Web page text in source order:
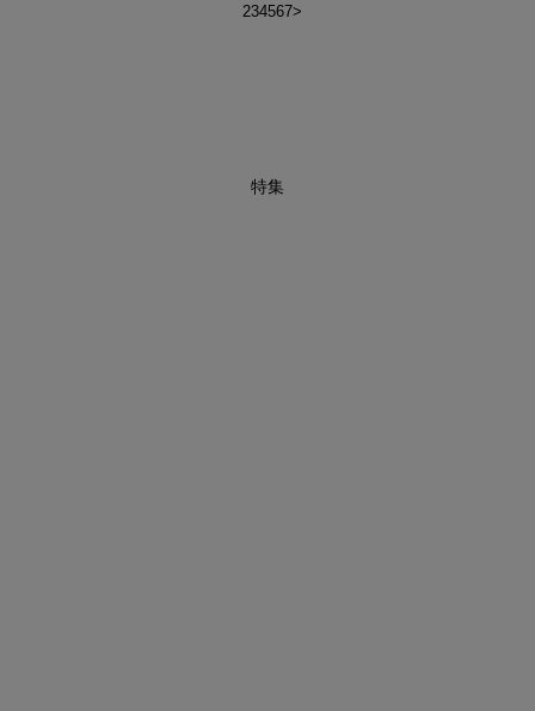
234567>
特集